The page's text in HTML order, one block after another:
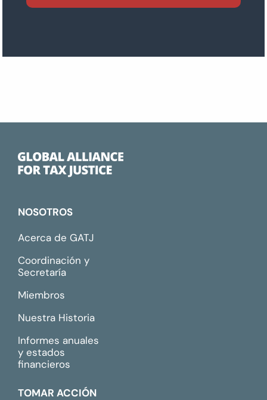
NOSOTROS
Acerca de GATJ
Coordinación y
Secretaría
Miembros
Nuestra Historia
Informes anuales
y estados
financieros
TOMAR ACCIÓN